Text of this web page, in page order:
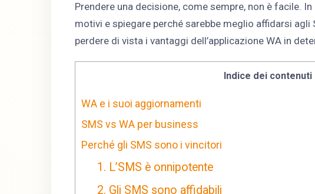
Prendere una decisione, come sempre, non è facile.
motivi e spiegare perché sarebbe meglio affidarsi agli
perdere di vista i vantaggi dell’applicazione WA in
Indice dei contenuti
WA e i suoi aggiornamenti
SMS vs WA per business
Perché gli SMS sono i vincitori
1. L’SMS è onnipotente
2. Gli SMS sono affidabili